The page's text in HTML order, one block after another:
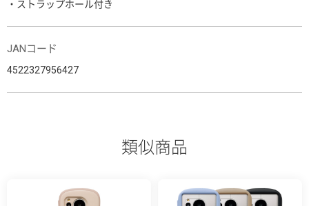
・ストラップホール付き
JANコード
4522327956427
類似商品